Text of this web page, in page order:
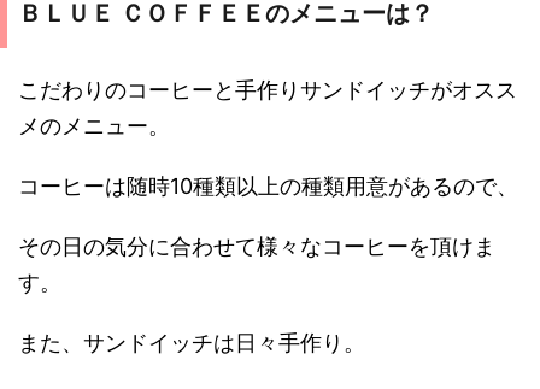
ＢＬＵＥ ＣＯＦＦＥＥのメニューは？
こだわりのコーヒーと手作りサンドイッチがオスス
メのメニュー。
コーヒーは随時10種類以上の種類用意があるので、
その日の気分に合わせて様々なコーヒーを頂けま
す。
また、サンドイッチは日々手作り。